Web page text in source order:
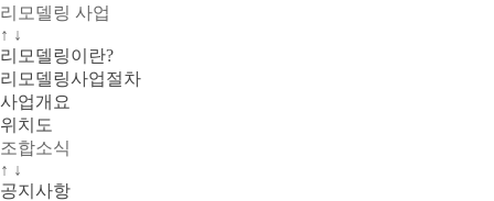
리모델링 사업
↑ ↓
리모델링이란?
리모델링사업절차
사업개요
위치도
조합소식
↑ ↓
공지사항